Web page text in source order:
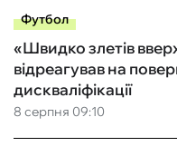
Футбол
8 серпня 09:10
«Швидко злетів
відреагував на
дискваліфікації